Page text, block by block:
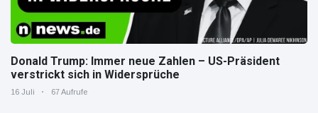
Donald Trump: Immer neue Zahlen – US-Präsident
verstrickt sich in Widersprüche
16 Juli 67 Aufrufe